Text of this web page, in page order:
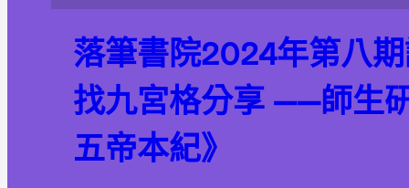
落筆書院2024年第八
找九宮格分享 ——師生
五帝本紀》